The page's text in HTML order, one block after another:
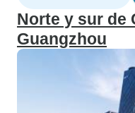
Norte y sur de
Guangzhou